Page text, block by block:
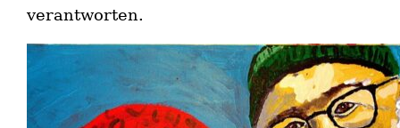
verantworten.